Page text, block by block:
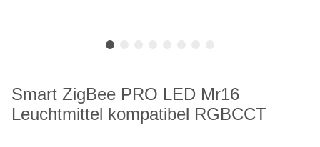
Smart ZigBee PRO LED Mr16
Leuchtmittel kompatibel RGBCCT